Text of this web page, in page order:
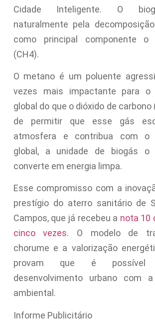
Cidade Inteligente. O
naturalmente pela
como principal componente o
(CH4).
O metano é um poluente
vezes mais impactante para o
global do que o dióxido de carbono
de permitir que esse gás
atmosfera e contribua com o
global, a unidade de biogás
converte em energia limpa.
Esse compromisso com a
prestígio do aterro sanitário de
Campos, que já recebeu a nota 10
cinco vezes. O modelo de
chorume e a valorização
provam que é
desenvolvimento urbano com
ambiental.
Informe Publicitário